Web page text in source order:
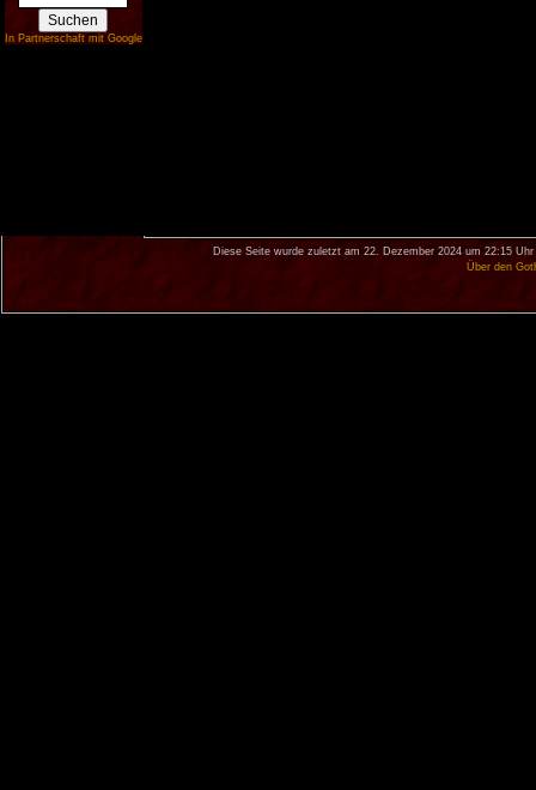
In Partnerschaft mit Google
Diese Seite wurde zuletzt am 22. Dezember 2024 um 22:15 Uhr
Über den